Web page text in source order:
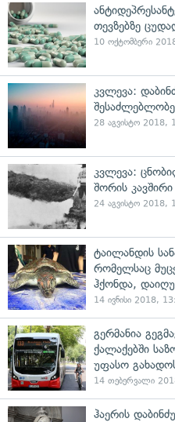
თევზებზე
10 ოქტომბერი
კვლევა:
28 აგვისტო 2018,
კვლევა:
შორის
24 აგვისტო 2018,
ტაილანდის
რომელსაც
ჰქონდა,
14 ივნისი 2018,
გერმანია
ქალაქებში
უფასო
14 თებერვალი
ჰაერის